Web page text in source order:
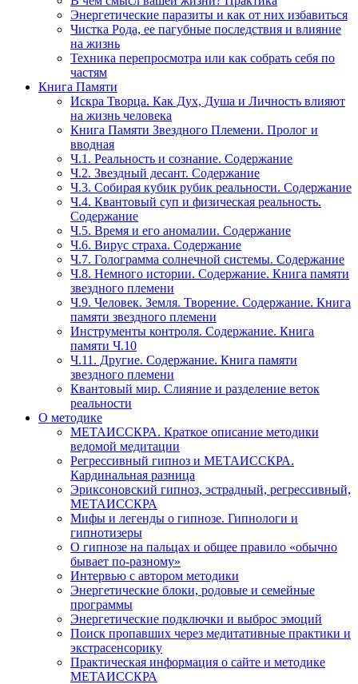
Энергетические паразиты и как от них избавиться
Чистка Рода, ее пагубные последствия и влияние
на жизнь
Техника перепросмотра или как собрать себя по
частям
Книга Памяти
Искра Творца. Как Дух, Душа и Личность влияют
на жизнь человека
Книга Памяти Звездного Племени. Пролог и
вводная
Ч.1. Реальность и сознание. Содержание
Ч.2. Звездный десант. Содержание
Ч.3. Собирая кубик рубик реальности. Содержание
Ч.4. Квантовый суп и физическая реальность.
Содержание
Ч.5. Время и его аномалии. Содержание
Ч.6. Вирус страха. Содержание
Ч.7. Голограмма солнечной системы. Содержание
Ч.8. Немного истории. Содержание. Книга памяти
звездного племени
Ч.9. Человек. Земля. Творение. Содержание. Книга
памяти звездного племени
Инструменты контроля. Содержание. Книга
памяти Ч.10
Ч.11. Другие. Содержание. Книга памяти
звездного племени
Квантовый мир. Слияние и разделение веток
реальности
О методике
МЕТАИССКРА. Краткое описание методики
ведомой медитации
Регрессивный гипноз и МЕТАИССКРА.
Кардинальная разница
Эриксоновский гипноз, эстрадный, регрессивный,
МЕТАИССКРА
Мифы и легенды о гипнозе. Гипнологи и
гипнотизеры
О гипнозе на пальцах и общее правило «обычно
бывает по-разному»
Интервью с автором методики
Энергетические блоки, родовые и семейные
программы
Энергетические подключки и выброс эмоций
Поиск пропавших через медитативные практики и
экстрасенсорику
Практическая информация о сайте и методике
МЕТАИССКРА